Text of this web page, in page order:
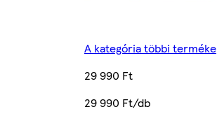
A kategória többi terméke
29 990 Ft
29 990 Ft/db